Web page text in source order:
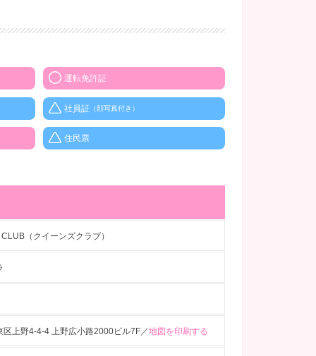
運転免許証
社員証 （顔写真付き）
住民票
（クイーンズクラブ）
区上野4-4-4 上野広小路2000ビル7F／地図を印刷する